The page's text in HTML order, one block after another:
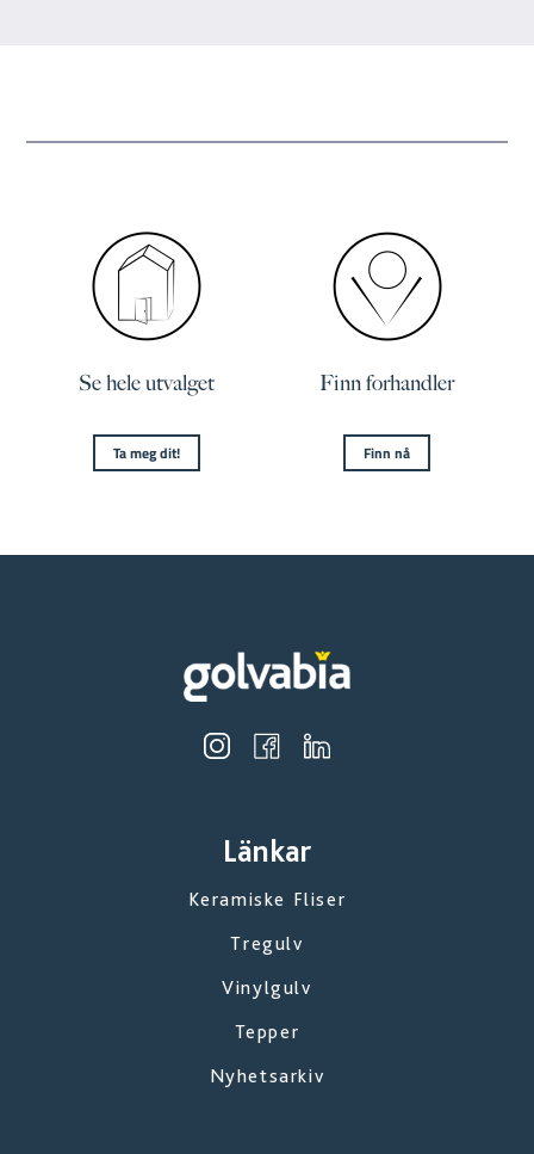
Se hele utvalget
Ta meg dit!
Finn forhandler
Finn nå
Länkar
Keramiske Fliser
Tregulv
Vinylgulv
Tepper
Nyhetsarkiv